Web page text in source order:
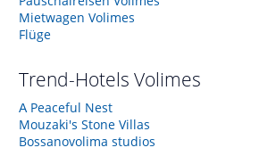
Mietwagen Volimes
Flüge
Trend-Hotels Volimes
Α Peaceful Nest
Mouzaki's Stone Villas
Bossanovolima studios